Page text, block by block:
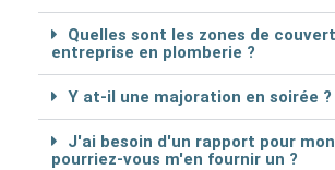
Quelles sont les zones de
entreprise en plomberie ?
Y at-il une majoration en soirée ?
J'ai besoin d'un rapport pour
pourriez-vous m'en fournir un ?